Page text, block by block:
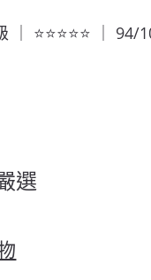
⭐⭐⭐⭐⭐ ｜ 94/
選